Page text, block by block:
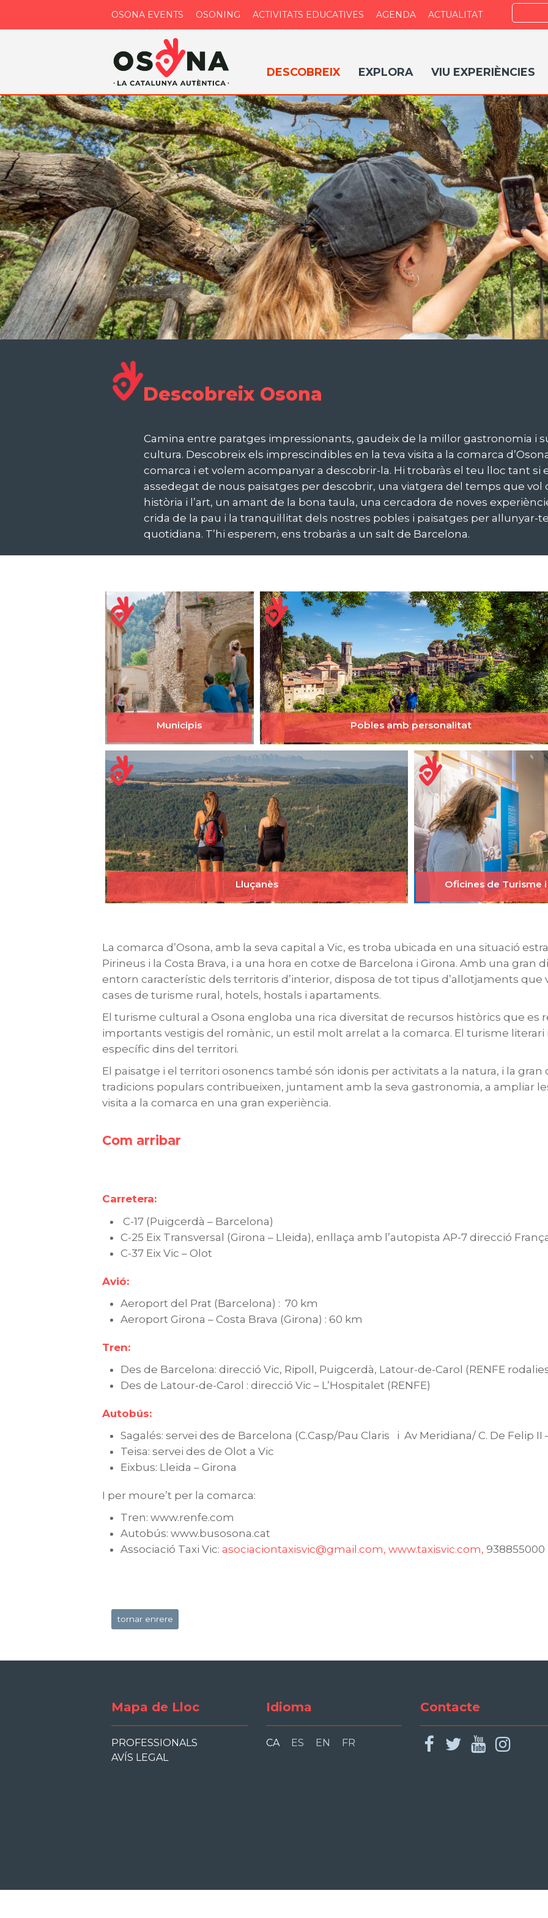
OSONA EVENTS OSONING ACTIVITATS EDUCATIVES AGENDA ACTUALITAT
DESCOBREIX EXPLORA VIU EXPERIÈNCIES
Descobreix Osona
Camina entre paratges impressionants, gaudeix de la millor gastronomia i
cultura. Descobreix els imprescindibles en la teva visita a la comarca
comarca i et volem acompanyar a descobrir-la. Hi trobaràs el teu lloc tant si
assedegat de nous paisatges per descobrir, una viatgera del temps que vol
història i l’art, un amant de la bona taula, una cercadora de noves
crida de la pau i la tranquil·litat dels nostres pobles i paisatges per allunyar-
quotidiana. T’hi esperem, ens trobaràs a un salt de Barcelona.
Municipis Pobles amb personalitat
Lluçanès Oficines de Turisme
La comarca d’Osona, amb la seva capital a Vic, es troba ubicada en una situació
Pirineus i la Costa Brava, i a una hora en cotxe de Barcelona i Girona. Amb una gran
entorn característic dels territoris d’interior, disposa de tot tipus d’allotjaments que
cases de turisme rural, hotels, hostals i apartaments.
El turisme cultural a Osona engloba una rica diversitat de recursos històrics que es
importants vestigis del romànic, un estil molt arrelat a la comarca. El turisme
específic dins del territori.
El paisatge i el territori osonencs també són idonis per activitats a la natura, i la gran
tradicions populars contribueixen, juntament amb la seva gastronomia, a ampliar
visita a la comarca en una gran experiència.
Com arribar
Carretera:
C-17 (Puigcerdà – Barcelona)
C-25 Eix Transversal (Girona – Lleida), enllaça amb l’autopista AP-7 direcció
C-37 Eix Vic – Olot
Avió:
Aeroport del Prat (Barcelona) : 70 km
Aeroport Girona – Costa Brava (Girona) : 60 km
Tren:
Des de Barcelona: direcció Vic, Ripoll, Puigcerdà, Latour-de-Carol (RENFE
Des de Latour-de-Carol : direcció Vic – L’Hospitalet (RENFE)
Autobús:
Sagalés: servei des de Barcelona (C.Casp/Pau Claris i Av Meridiana/ C. De Felip II
Teisa: servei des de Olot a Vic
Eixbus: Lleida – Girona
I per moure’t per la comarca:
Tren: www.renfe.com
Autobús: www.busosona.cat
Associació Taxi Vic: asociaciontaxisvic@gmail.com, www.taxisvic.com, 938855000
tornar enrere
Mapa de Lloc
PROFESSIONALS
AVÍS LEGAL
Idioma
CA ES EN FR
Contacte
facebook
twitter